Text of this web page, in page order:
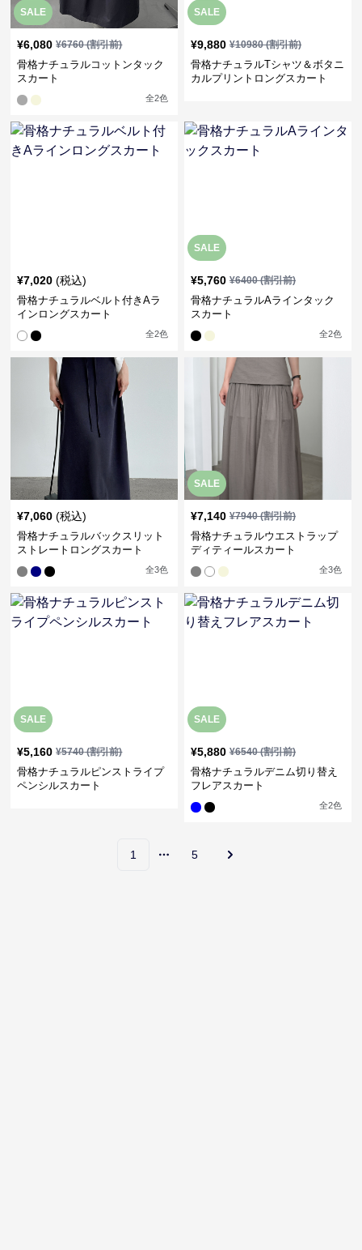
SALE
¥6,080 ¥6760(割引前)
骨格ナチュラルコットンタック
スカート
全2色
SALE
¥9,880 ¥10980(割引前)
骨格ナチュラルTシャツ＆ボタニ
カルプリントロングスカート
¥7,020 (税込)
骨格ナチュラルベルト付きAラ
インロングスカート
全2色
SALE
¥5,760 ¥6400(割引前)
骨格ナチュラルAラインタック
スカート
全2色
¥7,060 (税込)
骨格ナチュラルバックスリット
ストレートロングスカート
全3色
SALE
¥7,140 ¥7940(割引前)
骨格ナチュラルウエストラップ
ディティールスカート
全3色
SALE
¥5,160 ¥5740(割引前)
骨格ナチュラルピンストライプ
ペンシルスカート
SALE
¥5,880 ¥6540(割引前)
骨格ナチュラルデニム切り替え
フレアスカート
全2色
1
More pages
5